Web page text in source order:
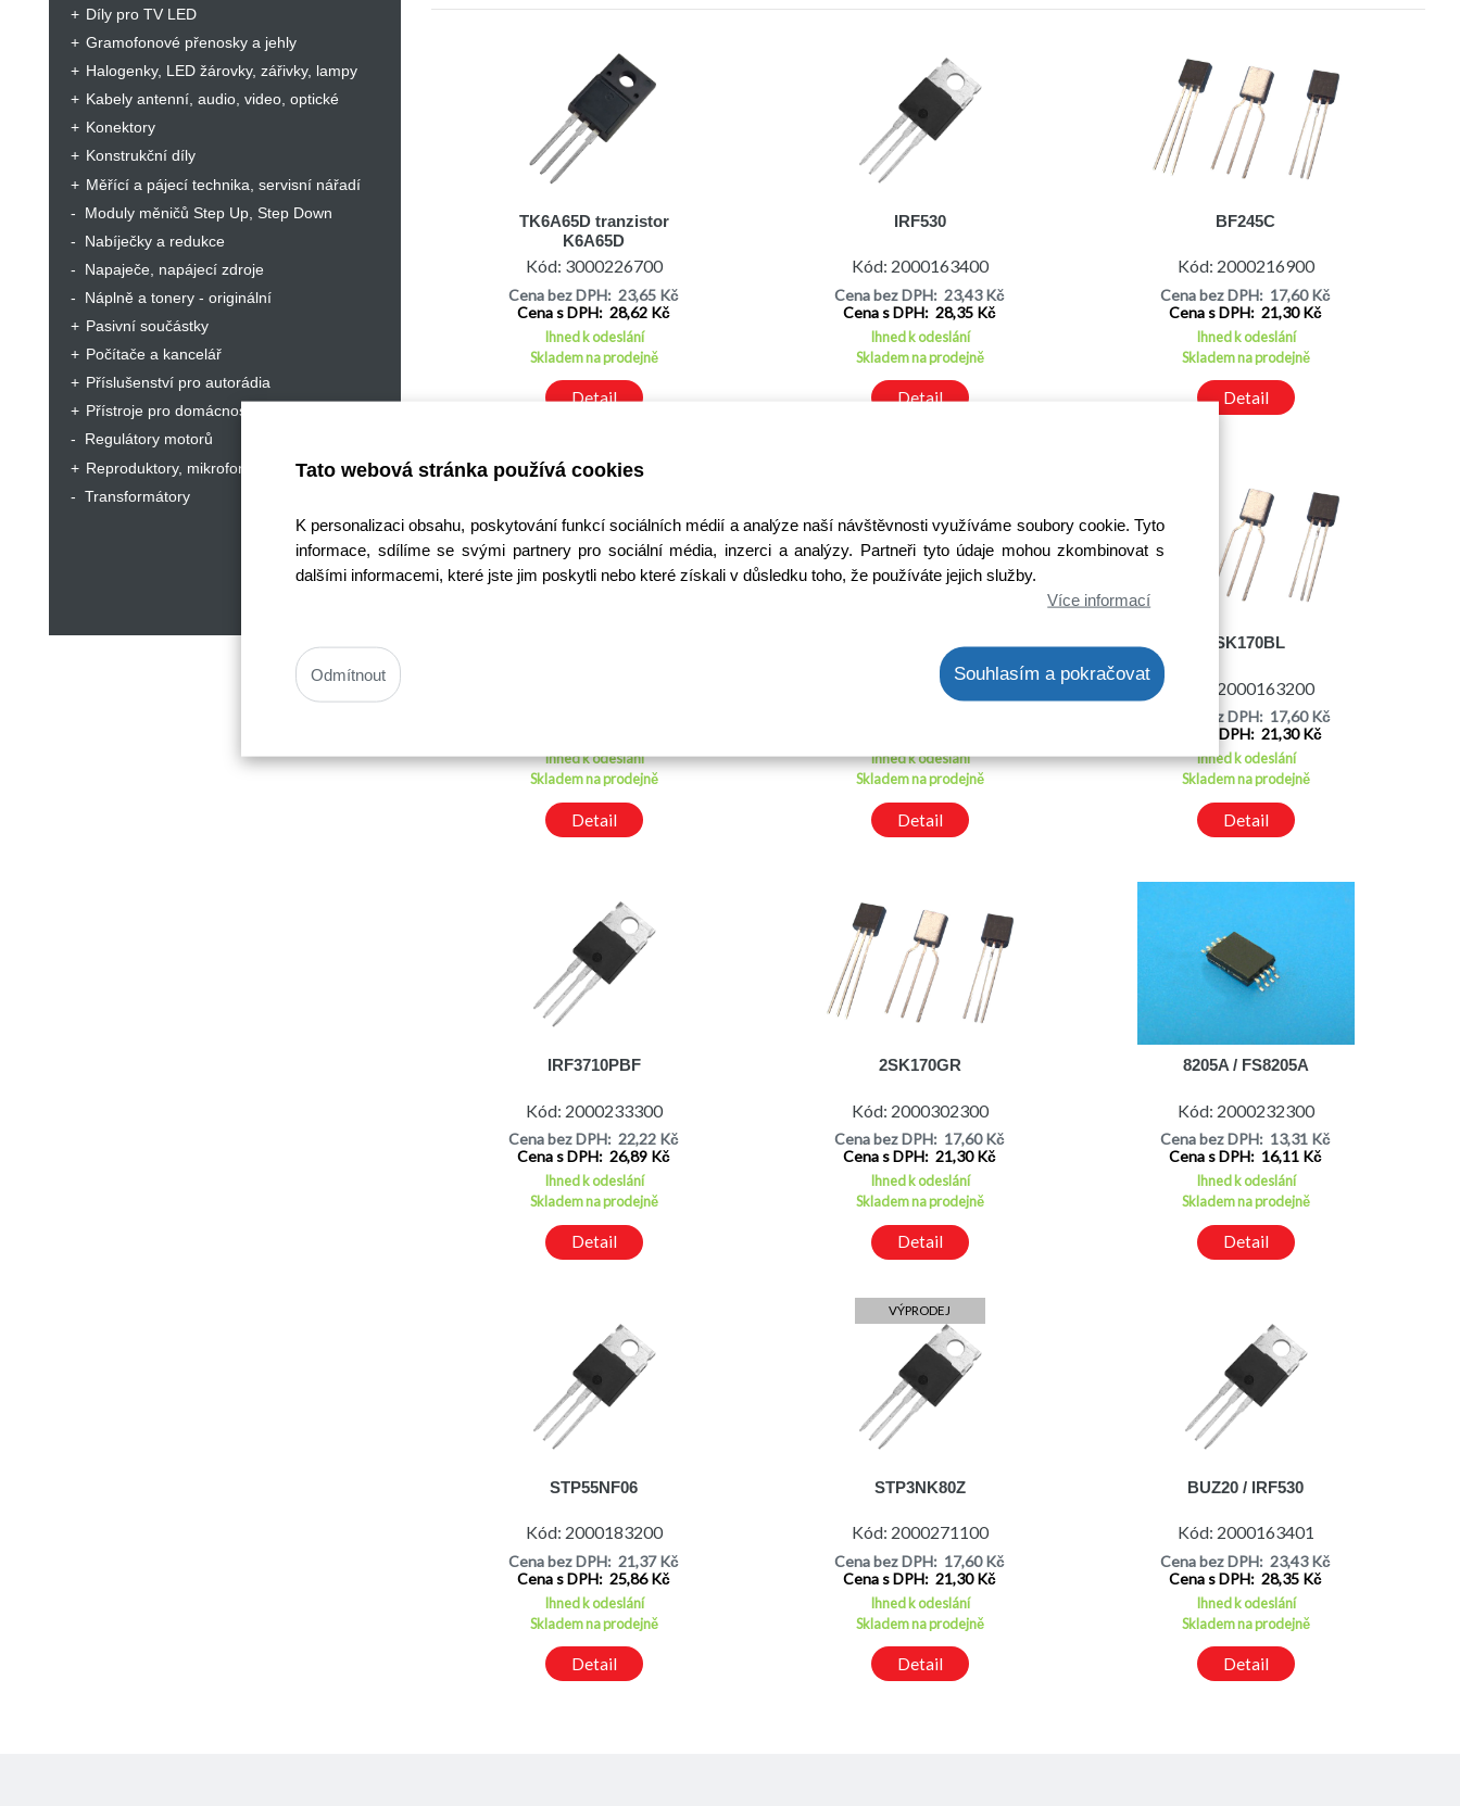
Tato webová stránka používá cookies
K personalizaci obsahu, poskytování funkcí sociálních médií a analýze naší návštěvnosti využíváme soubory cookie. Tyto
informace, sdílíme se svými partnery pro sociální média, inzerci a analýzy. Partneři tyto údaje mohou zkombinovat s
dalšími informacemi, které jste jim poskytli nebo které získali v důsledku toho, že používáte jejich služby.
Více informací
Souhlasím a pokračovat
Odmítnout
Díly pro TV LED
Gramofonové přenosky a jehly
Halogenky, LED žárovky, zářivky, lampy
Kabely antenní, audio, video, optické
Konektory
Konstrukční díly
Měřící a pájecí technika, servisní nářadí
Moduly měničů Step Up, Step Down
Nabíječky a redukce
Napaječe, napájecí zdroje
Náplně a tonery - originální
Pasivní součástky
Počítače a kancelář
Příslušenství pro autorádia
Přístroje pro domácnost a hobby
Regulátory motorů
Reproduktory, mikrofony, sluchátka
Transformátory
TK6A65D tranzistor
K6A65D
Kód: 3000226700
Cena bez DPH: 23,65 Kč
Cena s DPH: 28,62 Kč
Ihned k odeslání
Skladem na prodejně
Detail
IRF530
Kód: 2000163400
Cena bez DPH: 23,43 Kč
Cena s DPH: 28,35 Kč
Ihned k odeslání
Skladem na prodejně
Detail
BF245C
Kód: 2000216900
Cena bez DPH: 17,60 Kč
Cena s DPH: 21,30 Kč
Ihned k odeslání
Skladem na prodejně
Detail
Ihned k odeslání
Skladem na prodejně
Detail
FDP6030BL
Kód: 2000206800
Ihned k odeslání
Skladem na prodejně
Detail
2SK170BL
Kód: 2000163200
Cena bez DPH: 17,60 Kč
Cena s DPH: 21,30 Kč
Ihned k odeslání
Skladem na prodejně
Detail
IRF3710PBF
Kód: 2000233300
Cena bez DPH: 22,22 Kč
Cena s DPH: 26,89 Kč
Ihned k odeslání
Skladem na prodejně
Detail
2SK170GR
Kód: 2000302300
Cena bez DPH: 17,60 Kč
Cena s DPH: 21,30 Kč
Ihned k odeslání
Skladem na prodejně
Detail
8205A / FS8205A
Kód: 2000232300
Cena bez DPH: 13,31 Kč
Cena s DPH: 16,11 Kč
Ihned k odeslání
Skladem na prodejně
Detail
STP55NF06
Kód: 2000183200
Cena bez DPH: 21,37 Kč
Cena s DPH: 25,86 Kč
Ihned k odeslání
Skladem na prodejně
Detail
VÝPRODEJ
STP3NK80Z
Kód: 2000271100
Cena bez DPH: 17,60 Kč
Cena s DPH: 21,30 Kč
Ihned k odeslání
Skladem na prodejně
Detail
BUZ20 / IRF530
Kód: 2000163401
Cena bez DPH: 23,43 Kč
Cena s DPH: 28,35 Kč
Ihned k odeslání
Skladem na prodejně
Detail